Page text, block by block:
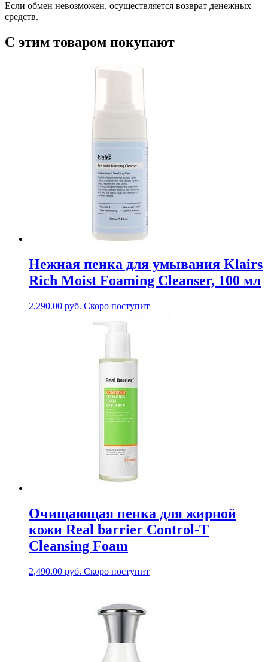
Если обмен невозможен, осуществляется возврат денежных
средств.
С этим товаром покупают
Нежная пенка для умывания Klairs
Rich Moist Foaming Cleanser, 100 мл
2,290.00 руб. Скоро поступит
Очищающая пенка для жирной
кожи Real barrier Control-T
Cleansing Foam
2,490.00 руб. Скоро поступит